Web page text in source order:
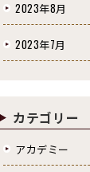
2023年8月
2023年7月
カテゴリー
アカデミー